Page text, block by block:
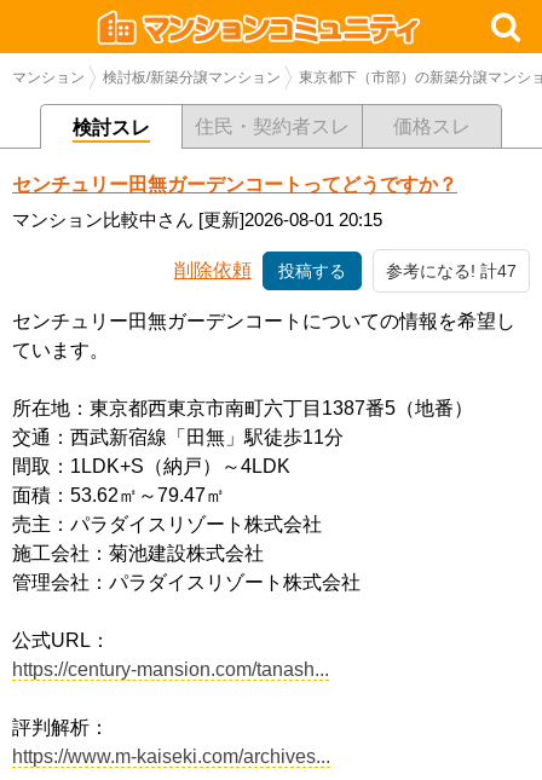
マンション 検討板/新築分譲マンション 東京都下（市部）の新築分譲マンシ
検討スレ 住民・契約者スレ 価格スレ
センチュリー田無ガーデンコートってどうですか？
マンション比較中さん [更新]2026-08-01 20:15
削除依頼 投稿する 参考になる! 計47
センチュリー田無ガーデンコートについての情報を希望し
ています。
所在地：東京都西東京市南町六丁目1387番5（地番）
交通：西武新宿線「田無」駅徒歩11分
間取：1LDK+S（納戸）～4LDK
面積：53.62㎡～79.47㎡
売主：パラダイスリゾート株式会社
施工会社：菊池建設株式会社
管理会社：パラダイスリゾート株式会社
公式URL：
https://century-mansion.com/tanash...
評判解析：
https://www.m-kaiseki.com/archives...